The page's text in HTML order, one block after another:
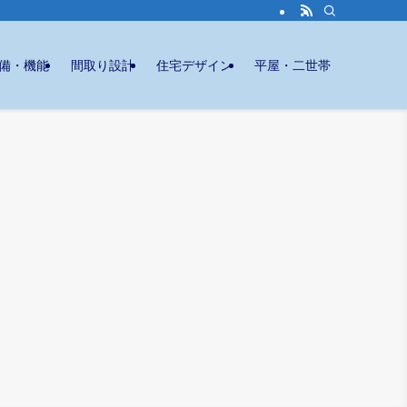
・機能 間取り設計 住宅デザイン 平屋・二世帯